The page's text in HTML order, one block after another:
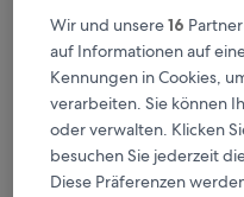
Omah Pandhoek Hotel
Wir und unsere16
auf Informationen auf
Kennungen in Cookies,
verarbeiten. Sie können
oder verwalten. Klicken
besuchen Sie jederzeit
Diese Präferenzen